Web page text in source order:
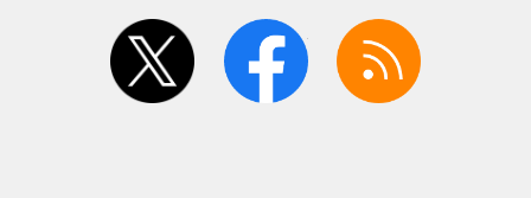
twitter facebook